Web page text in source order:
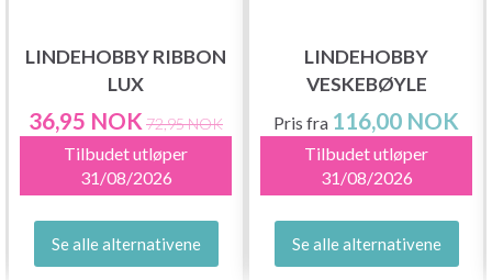
LINDEHOBBY RIBBON
LUX
36,95 NOK 72,95 NOK
Tilbudet utløper
31/08/2026
Se alle alternativene
LINDEHOBBY
VESKEBØYLE
Pris fra 116,00 NOK
Tilbudet utløper
31/08/2026
Se alle alternativene